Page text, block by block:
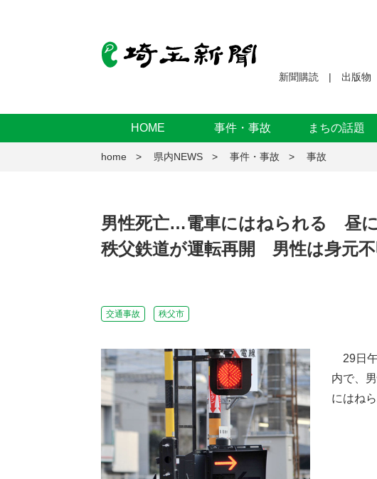
新聞購読 出版物
HOME 事件・事故 まちの話題
home 県内NEWS 事件・事故 事故
男性死亡…電車にはねられる 昼
秩父鉄道が運転再開 男性は身元
交通事故 秩父市
29日午
内で、
にはね